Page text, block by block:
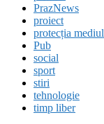
PrazNews
proiect
protecția
Pub
social
sport
stiri
tehnologie
timp liber